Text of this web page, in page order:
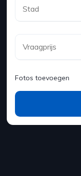
Fotos toevoegen